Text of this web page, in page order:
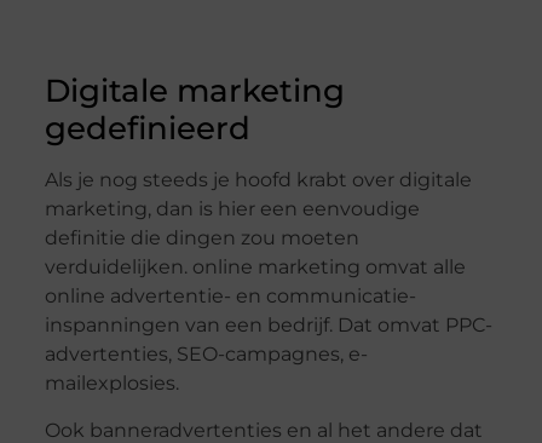
Digitale marketing
gedefinieerd
Als je nog steeds je hoofd krabt over digitale
marketing, dan is hier een eenvoudige
definitie die dingen zou moeten
verduidelijken. online marketing omvat alle
online advertentie- en communicatie-
inspanningen van een bedrijf. Dat omvat PPC-
advertenties, SEO-campagnes, e-
mailexplosies.
Ook banneradvertenties en al het andere dat